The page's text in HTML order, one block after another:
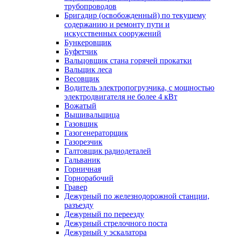
трубопроводов
Бригадир (освобожденный) по текущему
содержанию и ремонту пути и
искусственных сооружений
Бункеровщик
Буфетчик
Вальцовщик стана горячей прокатки
Вальщик леса
Весовщик
Водитель электропогрузчика, с мощностью
электродвигателя не более 4 кВт
Вожатый
Вышивальщица
Газовщик
Газогенераторщик
Газорезчик
Галтовщик радиодеталей
Гальваник
Горничная
Горнорабочий
Гравер
Дежурный по железнодорожной станции,
разъезду
Дежурный по переезду
Дежурный стрелочного поста
Дежурный у эскалатора